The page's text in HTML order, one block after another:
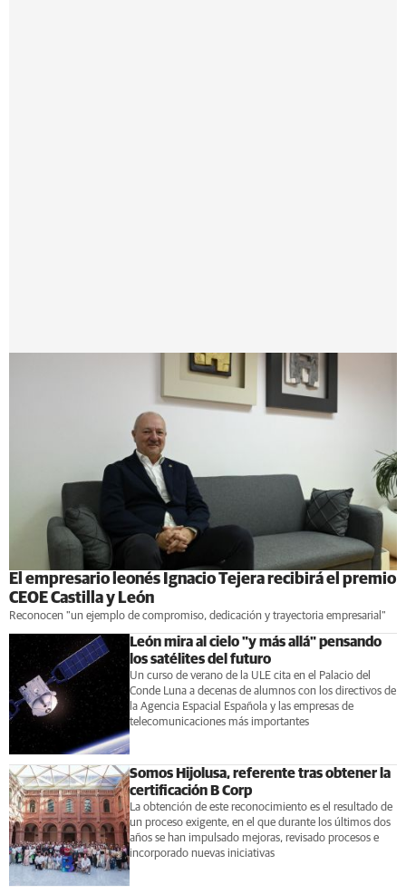
El empresario leonés Ignacio Tejera recibirá el premio
CEOE Castilla y León
Reconocen "un ejemplo de compromiso, dedicación y trayectoria empresarial"
León mira al cielo "y más allá" pensando
los satélites del futuro
Un curso de verano de la ULE cita en el Palacio del
Conde Luna a decenas de alumnos con los directivos de
la Agencia Espacial Española y las empresas de
telecomunicaciones más importantes
Somos Hijolusa, referente tras obtener la
certificación B Corp
La obtención de este reconocimiento es el resultado de
un proceso exigente, en el que durante los últimos dos
años se han impulsado mejoras, revisado procesos e
incorporado nuevas iniciativas